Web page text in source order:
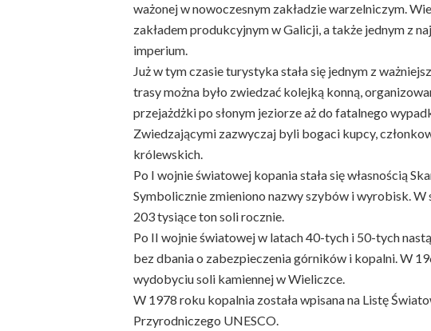
ważonej w nowoczesnym zakładzie warzelniczym.
zakładem produkcyjnym w Galicji, a także jednym z
imperium.
Już w tym czasie turystyka stała się jednym z
trasy można było zwiedzać kolejką konną,
przejażdżki po słonym jeziorze aż do fatalnego
Zwiedzającymi zazwyczaj byli bogaci kupcy,
królewskich.
Po I wojnie światowej kopania stała się własnością
Symbolicznie zmieniono nazwy szybów i wyrobisk.
203 tysiące ton soli rocznie.
Po II wojnie światowej w latach 40-tych i 50-tych
bez dbania o zabezpieczenia górników i kopalni. W
wydobyciu soli kamiennej w Wieliczce.
W 1978 roku kopalnia została wpisana na Listę
Przyrodniczego UNESCO.